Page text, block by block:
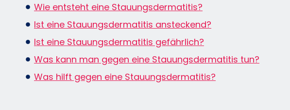
Wie entsteht eine Stauungsdermatitis?
Ist eine Stauungsdermatitis ansteckend?
Ist eine Stauungsdermatitis gefährlich?
Was kann man gegen eine Stauungsdermatitis tun?
Was hilft gegen eine Stauungsdermatitis?